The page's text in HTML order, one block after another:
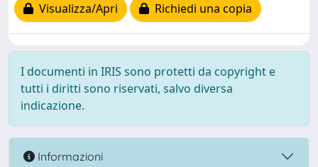
Visualizza/Apri
Richiedi una copia
I documenti in IRIS sono protetti da copyright e
tutti i diritti sono riservati, salvo diversa
indicazione.
Informazioni